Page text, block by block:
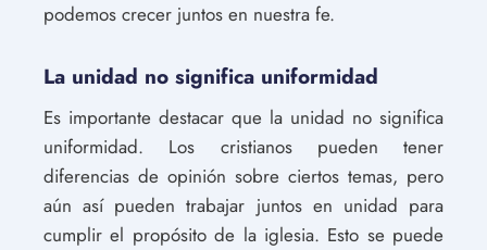
podemos crecer juntos en nuestra fe.
La unidad no significa uniformidad
Es importante destacar que la unidad no significa
uniformidad. Los cristianos pueden tener
diferencias de opinión sobre ciertos temas, pero
aún así pueden trabajar juntos en unidad para
cumplir el propósito de la iglesia. Esto se puede